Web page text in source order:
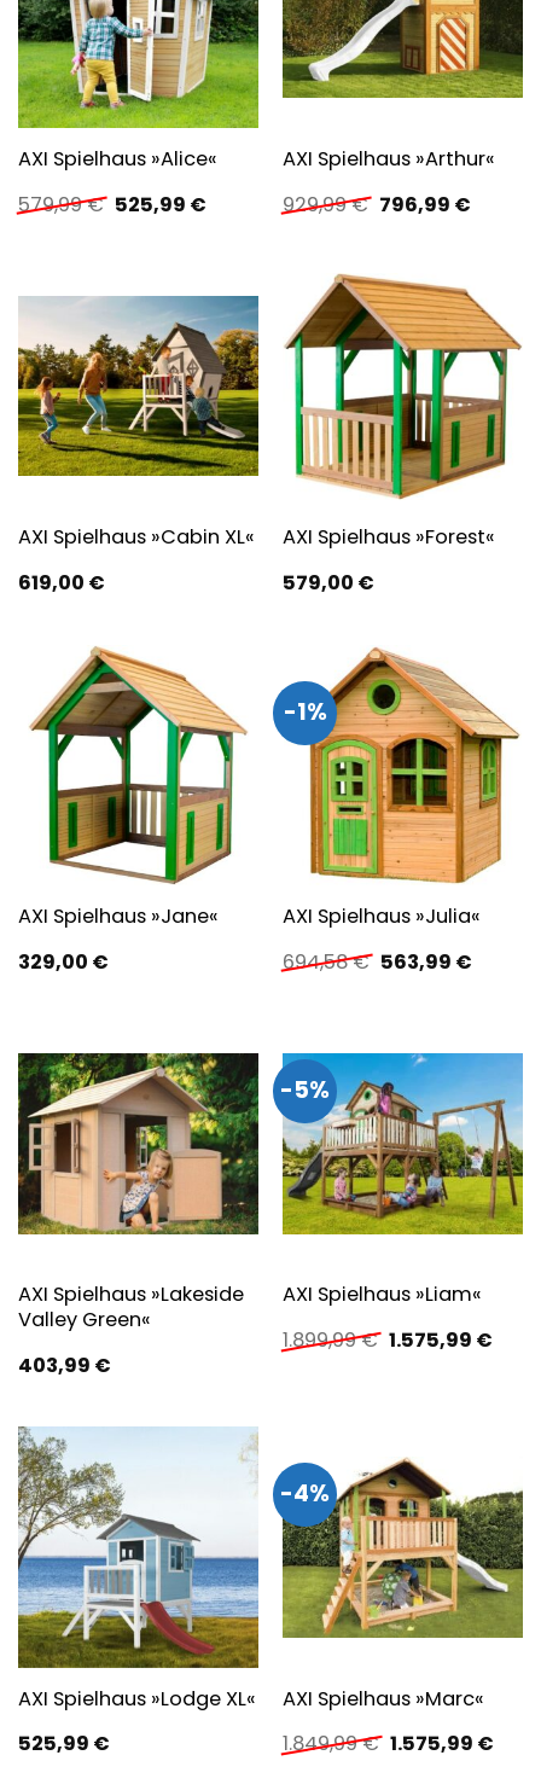
AXI Spielhaus »Alice«
579,99€ Ursprünglicher
Preis
525,99 €Aktueller
AXI Spielhaus »Arthur«
929,99€ Ursprünglicher
Preis
796,99 €
AXI Spielhaus »Cabin XL«
619,00 €
AXI Spielhaus »Forest«
579,00 €
AXI Spielhaus »Jane«
329,00 €
-1%
AXI Spielhaus »Julia«
694,58€ Ursprünglicher
Preis
563,99 €
AXI Spielhaus »Lakeside
Valley Green«
403,99 €
-5%
AXI Spielhaus »Liam«
1.899,99€ Ursprünglicher
1.575,99 €
AXI Spielhaus »Lodge XL«
525,99 €
-4%
AXI Spielhaus »Marc«
1.849,99€ Ursprünglicher
1.575,99 €